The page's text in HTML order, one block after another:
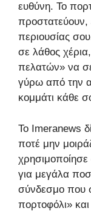
ευθύνη. Το
προστατεύουν,
περιουσίας
σε λάθος
πελατών» να
γύρω από την
κομμάτι κάθε
Το Imeranews
ποτέ μην
για μεγάλα
σύνδεσμο που
πορτοφόλι»